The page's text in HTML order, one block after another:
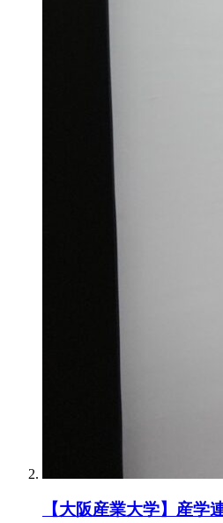
【大阪産業大学】産学